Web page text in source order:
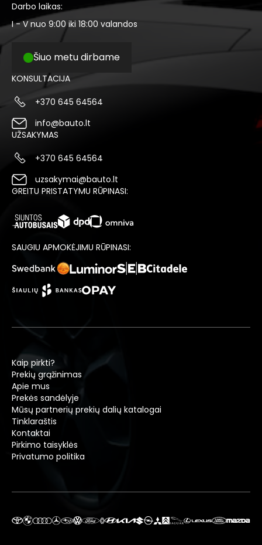
Darbo laikas:
I - V nuo 9:00 iki 18:00 valandos
Šiuo metu dirbame
KONSULTACIJA
+370 645 64564
info@bauto.lt
UŽSAKYMAS
+370 645 64564
uzsakymai@bauto.lt
GREITU PRISTATYMU RŪPINASI:
SAUGIU APMOKĖJIMU RŪPINASI:
Kaip pirkti?
Prekių grąžinimas
Apie mus
Prekės sandėlyje
Mūsų partnerių prekių dalių katalogai
Tinklaraštis
Kontaktai
Pirkimo taisyklės
Privatumo politika